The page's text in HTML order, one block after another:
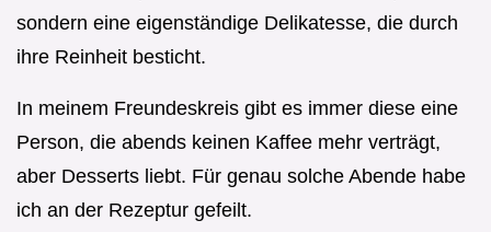
sondern eine eigenständige Delikatesse, die durch
ihre Reinheit besticht.
In meinem Freundeskreis gibt es immer diese eine
Person, die abends keinen Kaffee mehr verträgt,
aber Desserts liebt. Für genau solche Abende habe
ich an der Rezeptur gefeilt.